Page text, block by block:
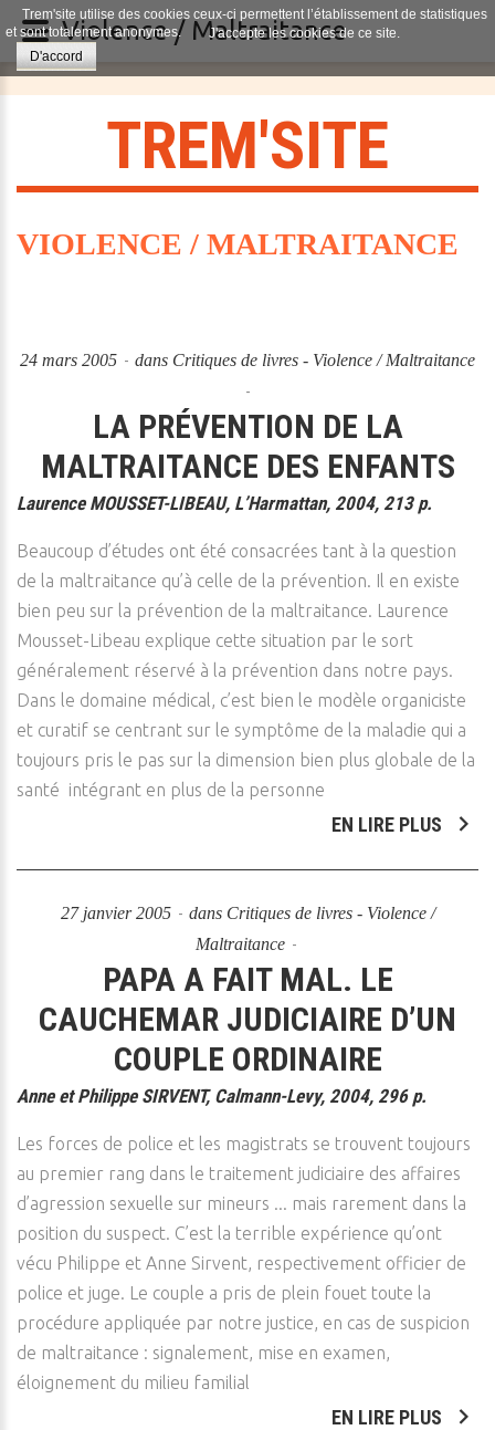
TREM'SITE
VIOLENCE / MALTRAITANCE
24 mars 2005 dans Critiques de livres - Violence / Maltraitance
LA PRÉVENTION DE LA
MALTRAITANCE DES ENFANTS
Laurence MOUSSET-LIBEAU, L’Harmattan, 2004, 213 p.
Beaucoup d’études ont été consacrées tant à la question
de la maltraitance qu’à celle de la prévention. Il en existe
bien peu sur la prévention de la maltraitance. Laurence
Mousset-Libeau explique cette situation par le sort
généralement réservé à la prévention dans notre pays.
Dans le domaine médical, c’est bien le modèle organiciste
et curatif se centrant sur le symptôme de la maladie qui a
toujours pris le pas sur la dimension bien plus globale de la
santé intégrant en plus de la personne
EN LIRE PLUS
27 janvier 2005 dans Critiques de livres - Violence /
Maltraitance
PAPA A FAIT MAL. LE
CAUCHEMAR JUDICIAIRE D’UN
COUPLE ORDINAIRE
Anne et Philippe SIRVENT, Calmann-Levy, 2004, 296 p.
Les forces de police et les magistrats se trouvent toujours
au premier rang dans le traitement judiciaire des affaires
d’agression sexuelle sur mineurs ... mais rarement dans la
position du suspect. C’est la terrible expérience qu’ont
vécu Philippe et Anne Sirvent, respectivement officier de
police et juge. Le couple a pris de plein fouet toute la
procédure appliquée par notre justice, en cas de suspicion
de maltraitance : signalement, mise en examen,
éloignement du milieu familial
EN LIRE PLUS
Trem'site utilise des cookies ceux-ci permettent l’établissement de statistiques
et sont totalement anonymes.
J'accepte les cookies de ce site.
D'accord
Violence / Maltraitance